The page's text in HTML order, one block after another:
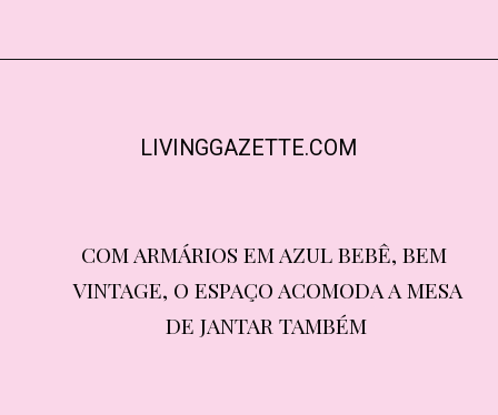
COM ARMÁRIOS EM AZUL BEBÊ, BEM
VINTAGE, O ESPAÇO ACOMODA A MESA
DE JANTAR TAMBÉM
COM ARMÁRIOS EM AZUL BEBÊ, BEM
VINTAGE, O ESPAÇO ACOMODA A MESA
DE JANTAR TAMBÉM
LIVINGGAZETTE.COM